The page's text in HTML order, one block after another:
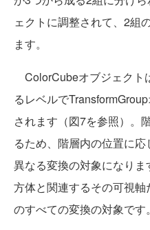
ェクトに調整されて、2組
ます。
ColorCubeオブジェクト
るレベルで
されます（図7を参照）。
るため、階層内の位置に
異なる変換の対象になり
方体と関連するその可視
のすべての変換の対象です。